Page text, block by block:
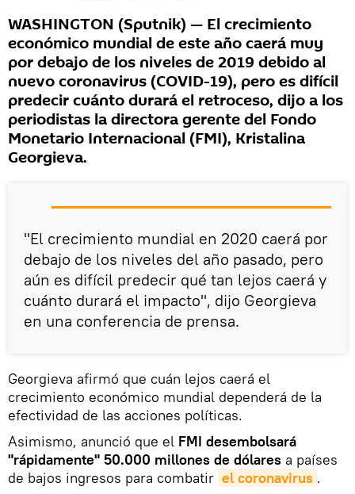
WASHINGTON (Sputnik) — El crecimiento
económico mundial de este año caerá muy
por debajo de los niveles de 2019 debido al
nuevo coronavirus (COVID-19), pero es difícil
predecir cuánto durará el retroceso, dijo a los
periodistas la directora gerente del Fondo
Monetario Internacional (FMI), Kristalina
Georgieva.
"El crecimiento mundial en 2020 caerá por
debajo de los niveles del año pasado, pero
aún es difícil predecir qué tan lejos caerá y
cuánto durará el impacto", dijo Georgieva
en una conferencia de prensa.
Georgieva afirmó que cuán lejos caerá el
crecimiento económico mundial dependerá de la
efectividad de las acciones políticas.
Asimismo, anunció que el FMI desembolsará
"rápidamente" 50.000 millones de dólares a países
de bajos ingresos para combatir el coronavirus .